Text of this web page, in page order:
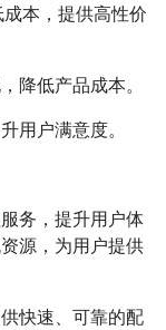
本，提供高性价
降低产品成本。
用户满意度。
务，提升用户体
源，为用户提供
快速、可靠的配